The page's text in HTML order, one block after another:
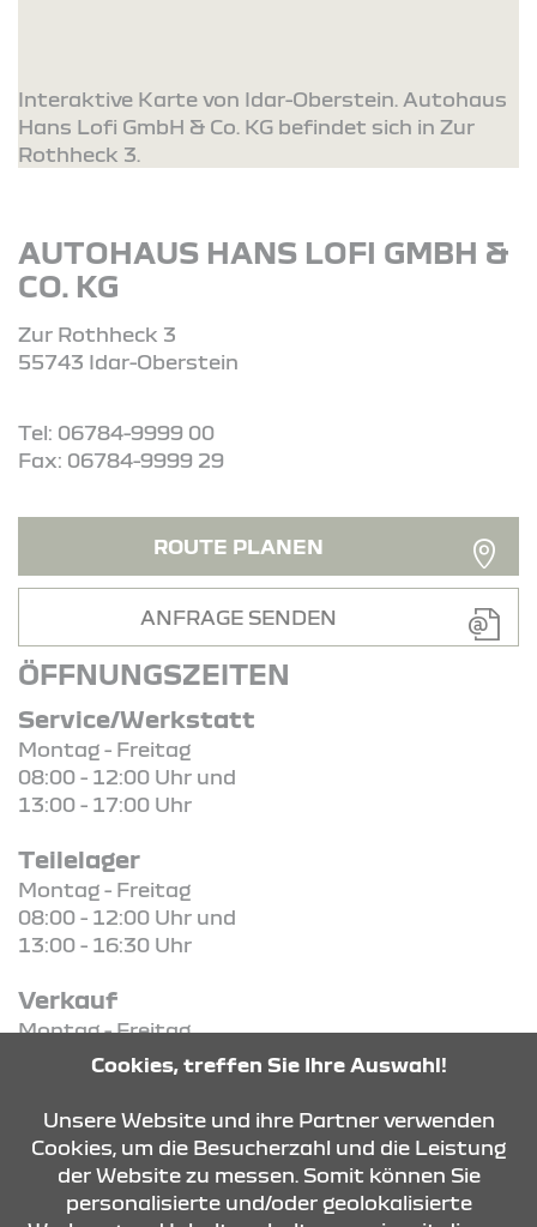
Interaktive Karte von Idar-Oberstein. Autohaus
Hans Lofi GmbH & Co. KG befindet sich in Zur
Rothheck 3.
AUTOHAUS HANS LOFI GMBH &
CO. KG
Zur Rothheck 3
55743 Idar-Oberstein
Tel: 06784-9999 00
Fax: 06784-9999 29
ROUTE PLANEN
ANFRAGE SENDEN
ÖFFNUNGSZEITEN
Service/Werkstatt
Montag - Freitag
08:00 - 12:00 Uhr und
13:00 - 17:00 Uhr
Teilelager
Montag - Freitag
08:00 - 12:00 Uhr und
13:00 - 16:30 Uhr
Verkauf
Montag - Freitag
09:00 Uhr - 18:00 Uhr
09:00 Uhr - 13:00 Uhr
KONTAKT & ANFAHRT
Cookies, treffen Sie Ihre Auswahl!
Unsere Website und ihre Partner verwenden
Cookies, um die Besucherzahl und die Leistung
der Website zu messen. Somit können Sie
personalisierte und/oder geolokalisierte